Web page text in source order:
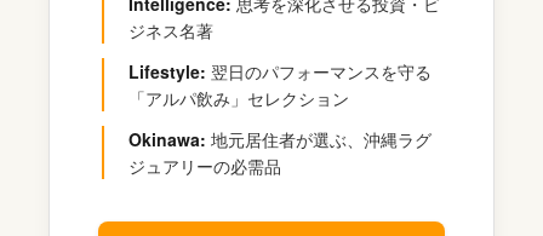
ジネス名著
Lifestyle: 翌日のパフォーマンスを守る
「アルパ飲み」セレクション
Okinawa: 地元居住者が選ぶ、沖縄ラグ
ジュアリーの必需品